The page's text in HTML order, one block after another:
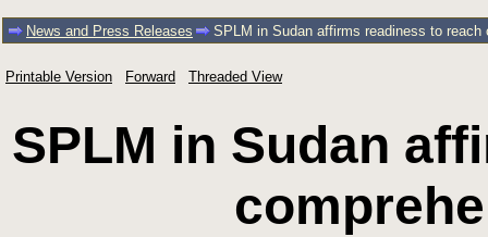
News and Press Releases SPLM in Sudan affirms readiness to reach
Printable Version Forward Threaded View
SPLM in Sudan